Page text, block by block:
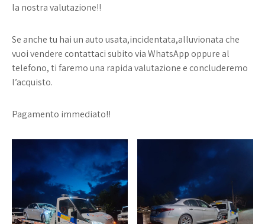
la nostra valutazione!!
Se anche tu hai un auto usata,incidentata,alluvionata che
vuoi vendere contattaci subito via WhatsApp oppure al
telefono, ti faremo una rapida valutazione e concluderemo
l’acquisto.
Pagamento immediato!!